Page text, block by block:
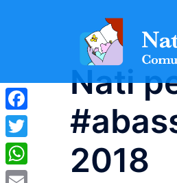
Nati
2018
Facebook
Twitter
WhatsApp